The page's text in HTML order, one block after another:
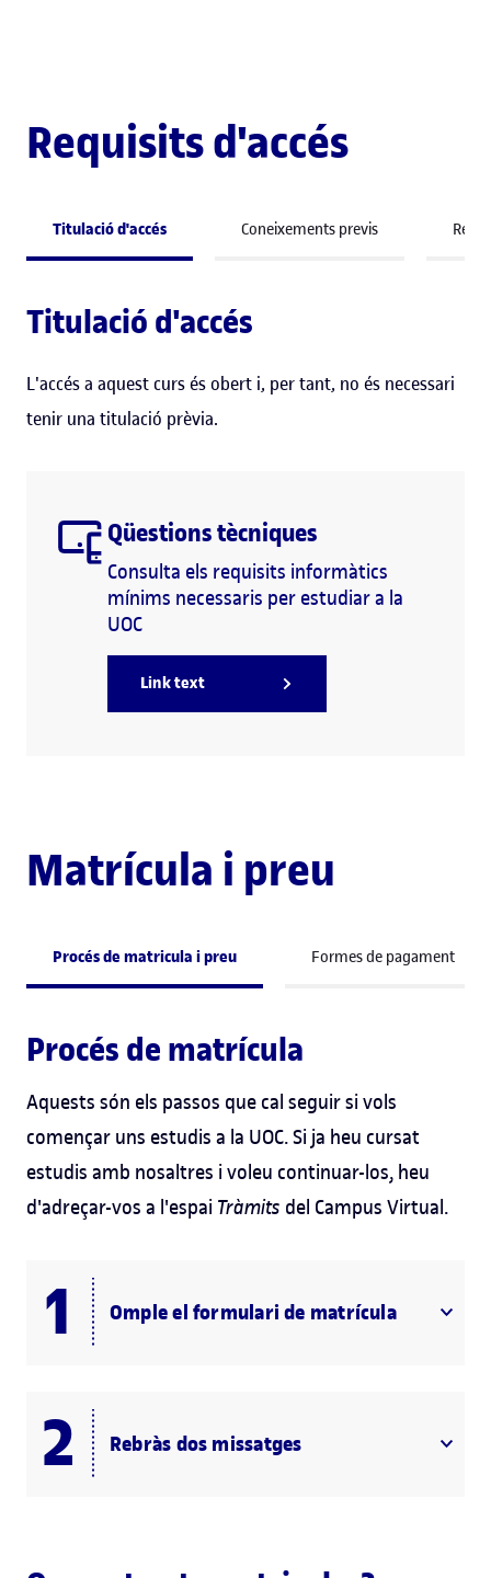
Requisits d'accés
Titulació d'accés Coneixements previs
Titulació d'accés
L'accés a aquest curs és obert i, per tant, no és necessari
tenir una titulació prèvia.
Qüestions tècniques
Consulta els requisits informàtics
mínims necessaris per estudiar a la
UOC
Link text
Matrícula i preu
Procés de matricula i preu Formes de pagament
Procés de matrícula
Aquests són els passos que cal seguir si vols
començar uns estudis a la UOC. Si ja heu cursat
estudis amb nosaltres i voleu continuar-los, heu
d'adreçar-vos a l'espai Tràmits del Campus Virtual.
Omple el formulari de matrícula
Rebràs dos missatges